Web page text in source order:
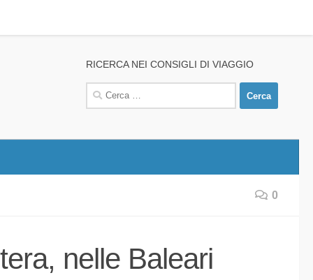
RICERCA NEI CONSIGLI DI VIAGGIO
Ricerca
per:
0
nelle Baleari